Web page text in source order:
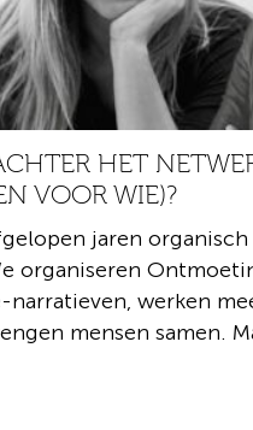
HET
VOOR WIE)?
jaren
organiseren
werken
mensen samen.